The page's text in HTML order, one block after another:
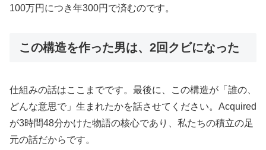
100万円につき年300円で済むのです。
この構造を作った男は、2回クビになった
仕組みの話はここまでです。最後に、この構造が「誰の、
どんな意思で」生まれたかを話させてください。Acquired
が3時間48分かけた物語の核心であり、私たちの積立の足
元の話だからです。